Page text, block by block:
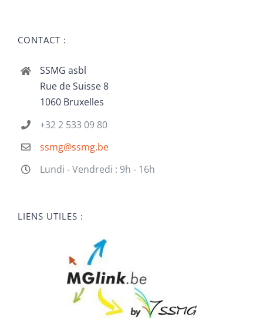
CONTACT :
SSMG asbl
Rue de Suisse 8
1060 Bruxelles
+32 2 533 09 80
ssmg@ssmg.be
Lundi - Vendredi : 9h - 16h
LIENS UTILES :